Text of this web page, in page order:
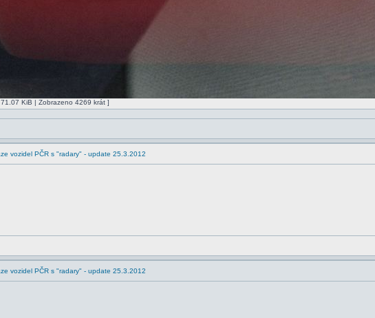
KiB | Zobrazeno 4269 krát ]
vozidel PČR s "radary" - update 25.3.2012
vozidel PČR s "radary" - update 25.3.2012